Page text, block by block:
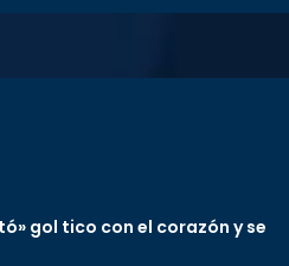
gol tico con el corazón y se